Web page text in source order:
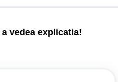
vedea explicatia!